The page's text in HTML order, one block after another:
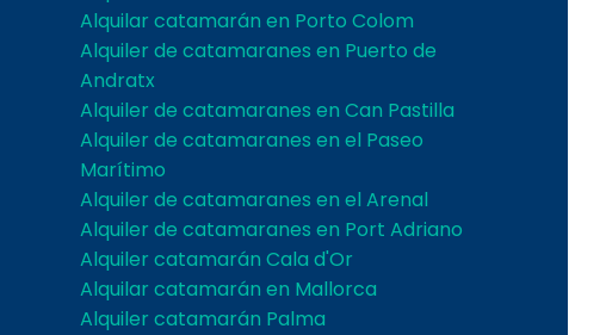
Alquilar catamarán en Porto Colom
Alquiler de catamaranes en Puerto de
Andratx
Alquiler de catamaranes en Can Pastilla
Alquiler de catamaranes en el Paseo
Marítimo
Alquiler de catamaranes en el Arenal
Alquiler de catamaranes en Port Adriano
Alquiler catamarán Cala d'Or
Alquilar catamarán en Mallorca
Alquiler catamarán Palma